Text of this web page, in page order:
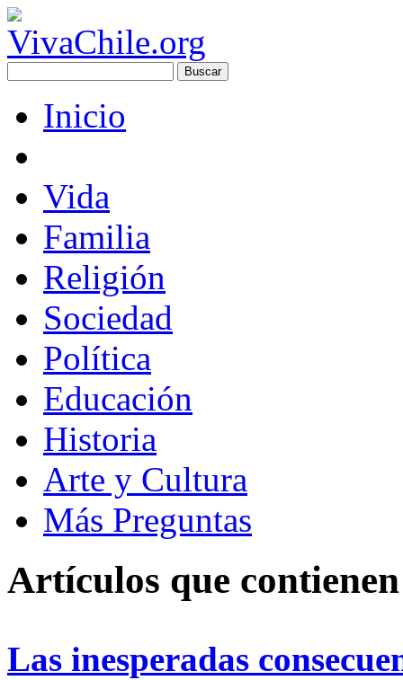
Inicio
Vida
Familia
Religión
Sociedad
Política
Educación
Historia
Arte y Cultura
Más Preguntas
Artículos que
Las inesperadas